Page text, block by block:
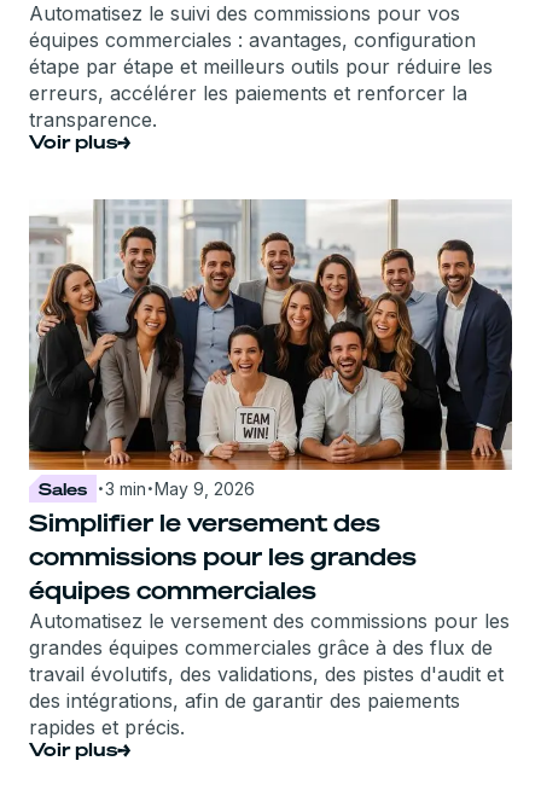
Automatisez le suivi des commissions pour vos
équipes commerciales : avantages, configuration
étape par étape et meilleurs outils pour réduire les
erreurs, accélérer les paiements et renforcer la
transparence.
Voir plus
Sales ·3 min·May 9, 2026
Simplifier le versement des
commissions pour les grandes
équipes commerciales
Automatisez le versement des commissions pour les
grandes équipes commerciales grâce à des flux de
travail évolutifs, des validations, des pistes d'audit et
des intégrations, afin de garantir des paiements
rapides et précis.
Voir plus